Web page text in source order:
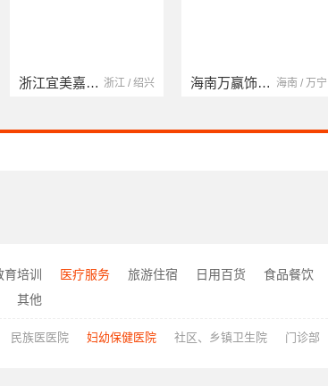
海南万赢饰家新型建筑材料有限公司 海南 / 万宁 福建尚艺空间新材料科技有限公司 福建 / 泉州
育培训 医疗服务 旅游住宿 日用百货 食品餐饮
其他
民族医医院 妇幼保健医院 社区、乡镇卫生院 门诊部